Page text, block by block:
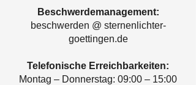
Beschwerdemanagement:
beschwerden @ sternenlichter-
goettingen.de
Telefonische Erreichbarkeiten:
Montag – Donnerstag: 09:00 – 15:00